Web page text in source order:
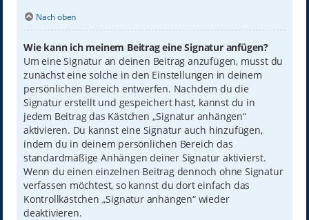
Nach oben
Wie kann ich meinem Beitrag eine Signatur anfügen?
Um eine Signatur an deinen Beitrag anzufügen, musst du
zunächst eine solche in den Einstellungen in deinem
persönlichen Bereich entwerfen. Nachdem du die
Signatur erstellt und gespeichert hast, kannst du in
jedem Beitrag das Kästchen „Signatur anhängen“
aktivieren. Du kannst eine Signatur auch hinzufügen,
indem du in deinem persönlichen Bereich das
standardmäßige Anhängen deiner Signatur aktivierst.
Wenn du einen einzelnen Beitrag dennoch ohne Signatur
verfassen möchtest, so kannst du dort einfach das
Kontrollkästchen „Signatur anhängen“ wieder
deaktivieren.